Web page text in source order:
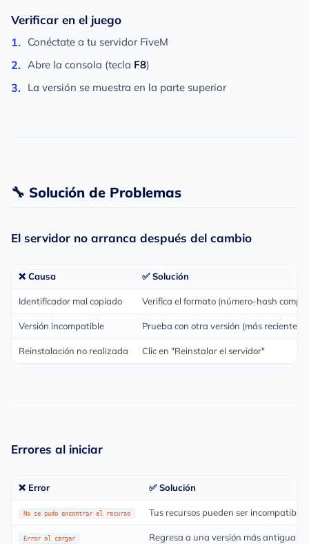
Verificar en el juego
Conéctate a tu servidor FiveM
Abre la consola (tecla F8)
La versión se muestra en la parte superior
🔧 Solución de Problemas
El servidor no arranca después del cambio
❌ Causa ✅ Solución
Identificador mal copiado Verifica el formato (número-hash
Versión incompatible Prueba con otra versión (más reciente o
Reinstalación no realizada Clic en "Reinstalar el servidor"
Errores al iniciar
❌ Error ✅ Solución
No se pudo encontrar el recurso Tus recursos pueden ser
Error al cargar Regresa a una versión más antigua